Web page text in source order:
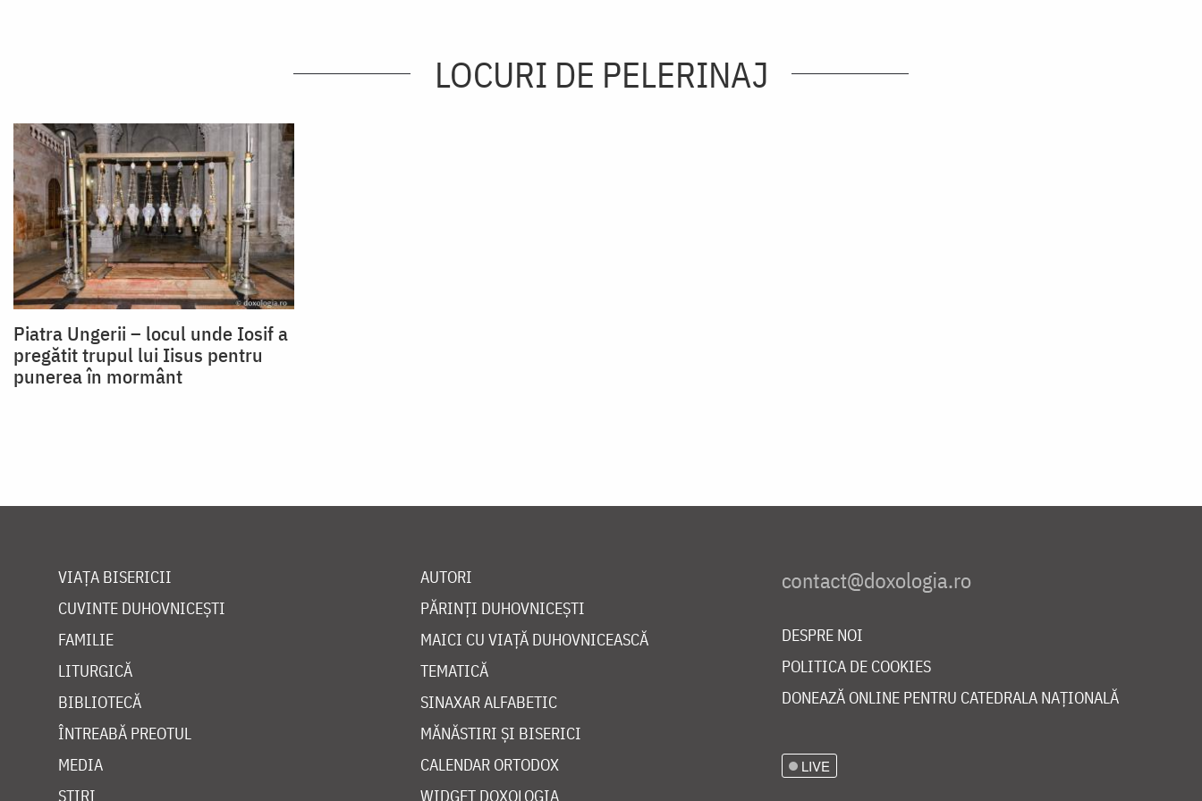
LOCURI DE PELERINAJ
Piatra Ungerii – locul unde Iosif a
pregătit trupul lui Iisus pentru
punerea în mormânt
VIAȚA BISERICII
CUVINTE DUHOVNICEȘTI
FAMILIE
LITURGICĂ
BIBLIOTECĂ
ÎNTREABĂ PREOTUL
MEDIA
ȘTIRI
AUTORI
PĂRINȚI DUHOVNICEȘTI
MAICI CU VIAȚĂ DUHOVNICEASCĂ
TEMATICĂ
SINAXAR ALFABETIC
MĂNĂSTIRI ȘI BISERICI
CALENDAR ORTODOX
WIDGET DOXOLOGIA
DESPRE NOI
POLITICA DE COOKIES
DONEAZĂ ONLINE PENTRU CATEDRALA NAȚIONALĂ
LIVE